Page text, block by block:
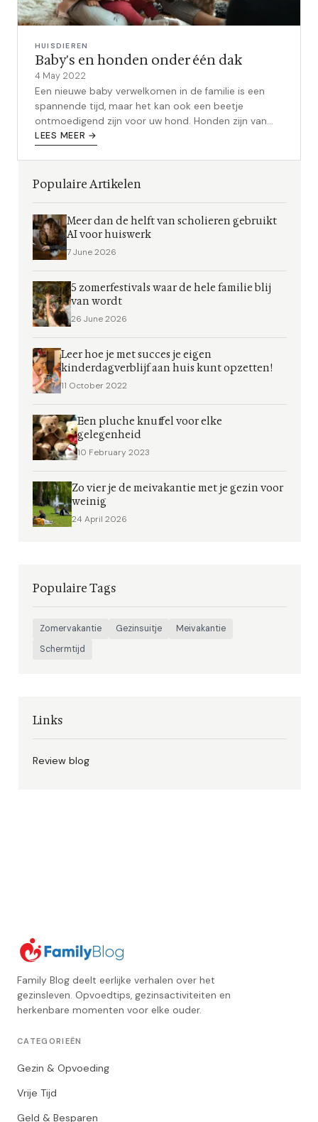
HUISDIEREN
Baby's en honden onder één dak
4 May 2022
Een nieuwe baby verwelkomen in de familie is een
spannende tijd, maar het kan ook een beetje
ontmoedigend zijn voor uw hond. Honden zijn van
nature territoriaal, en kunnen zich bed...
LEES MEER →
Populaire Artikelen
Meer dan de helft van scholieren gebruikt
AI voor huiswerk
7 June 2026
5 zomerfestivals waar de hele familie blij
van wordt
26 June 2026
Leer hoe je met succes je eigen
kinderdagverblijf aan huis kunt opzetten!
11 October 2022
Een pluche knuffel voor elke
gelegenheid
10 February 2023
Zo vier je de meivakantie met je gezin voor
weinig
24 April 2026
Populaire Tags
Zomervakantie Gezinsuitje
Meivakantie
Schermtijd
Links
Review blog
Family Blog deelt eerlijke verhalen over het
gezinsleven. Opvoedtips, gezinsactiviteiten en
herkenbare momenten voor elke ouder.
CATEGORIEËN
Gezin & Opvoeding
Vrije Tijd
Geld & Besparen